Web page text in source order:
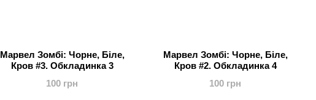
Марвел Зомбі: Чорне, Біле,
Кров #3. Обкладинка 3
100 грн
Марвел Зомбі: Чорне, Біле,
Кров #2. Обкладинка 4
100 грн